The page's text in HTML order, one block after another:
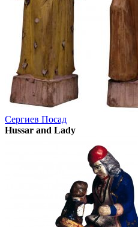
Сергиев Посад
Hussar and Lady